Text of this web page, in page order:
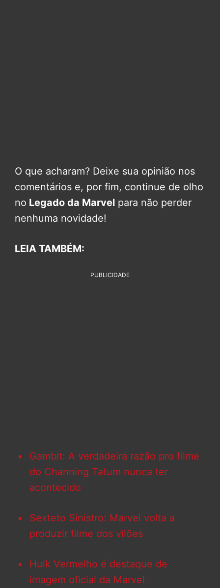
O que acharam? Deixe sua opinião nos
comentários e, por fim, continue de olho
no Legado da Marvel para não perder
nenhuma novidade!
LEIA TAMBÉM:
PUBLICIDADE
Gambit: A verdadeira razão pro filme
do Channing Tatum nunca ter
acontecido
Sexteto Sinistro: Marvel volta a
produzir filme dos vilões
Hulk Vermelho é destaque de
imagem oficial da Marvel